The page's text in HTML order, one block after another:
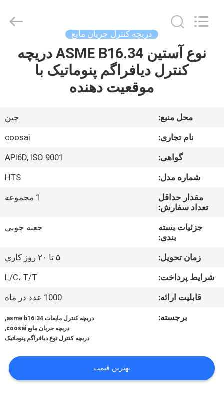
خونه
درباره
کارخانه
کنترل
کیفیت
ما
تماس
درخواست
دریچه کنترل جریان مایع
نوع آستین ASME B16.34 دریچه
کنترل دیافراگم پنوماتیک با
موقعیت دهنده
محل منبع:
چین
نام تجاری:
coosai
گواهی:
API6D, ISO 9001
شماره مدل:
HTS
مقدار حداقل
تعداد سفارش:
1 مجموعه
جزئیات بسته
بندی:
جعبه چوبی
زمان تحویل:
۵ تا ۲۰ روز کاری
شرایط پرداخت:
L/C، T/T
قابلیت ارائه:
1000 عدد در ماه
برجسته:
دریچه کنترل مایعات asme b16.34 ,
دریچه جریان مایع coosai ,
دریچه کنترل نوع دیافراگم پنوماتیک
بهترین قیمت